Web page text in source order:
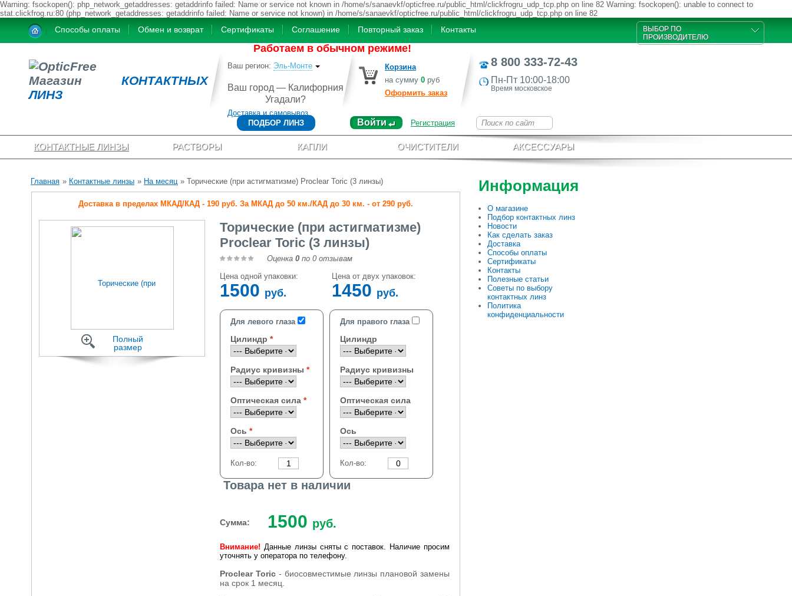
Warning: fsockopen(): php_network_getaddresses: getaddrinfo failed: Name or service not known in /home/s/sanaevkf/opticfree.ru/public_html/clickfrogru_udp_tcp.php on line 82 Warning: fsockopen(): unable to connect to
stat.clickfrog.ru:80 (php_network_getaddresses: getaddrinfo failed: Name or service not known) in /home/s/sanaevkf/opticfree.ru/public_html/clickfrogru_udp_tcp.php on line 82
Способы оплаты Обмен и возврат Сертификаты Соглашение Повторный заказ Контакты
ВЫБОР ПО
ПРОИЗВОДИТЕЛЮ
Работаем в обычном режиме!
Магазин КОНТАКТНЫХ
ЛИНЗ
Ваш регион: Эль-Монте
Ваш город — Калифорния
Угадали?
Доставка и самовывоз
Корзина
на сумму 0 руб
Оформить заказ
8 800 333-72-43
Пн-Пт 10:00-18:00
Время московское
ПОДБОР ЛИНЗ Войти Регистрация
КОНТАКТНЫЕ ЛИНЗЫ РАСТВОРЫ КАПЛИ ОЧИСТИТЕЛИ АКСЕССУАРЫ
Главная » Контактные линзы » На месяц » Торические (при астигматизме) Proclear Toric (3 линзы)
Доставка в пределах МКАД/КАД - 190 руб. За МКАД до 50 км./КАД до 30 км. - от 290 руб.
Полный
размер
Торические (при астигматизме)
Proclear Toric (3 линзы)
Оценка 0 по 0 отзывам
Цена одной упаковки:
1500 руб.
Цена от двух упаковок:
1450 руб.
Для левого глаза
Цилиндр
Радиус кривизны
Оптическая сила
Ось
Кол-во:
Для правого глаза
Цилиндр
Радиус кривизны
Оптическая сила
Ось
Кол-во:
Товара нет в наличии
Сумма: 1500 руб.
Внимание! Данные линзы сняты с поставок. Наличие просим
уточнять у оператора по телефону.
Proclear Toric- биосовместимые линзы плановой замены
на срок 1 месяц.
Информация
О магазине
Подбор контактных линз
Новости
Как сделать заказ
Доставка
Способы оплаты
Сертификаты
Контакты
Полезные статьи
Советы по выбору
контактных линз
Политика
конфиденциальности